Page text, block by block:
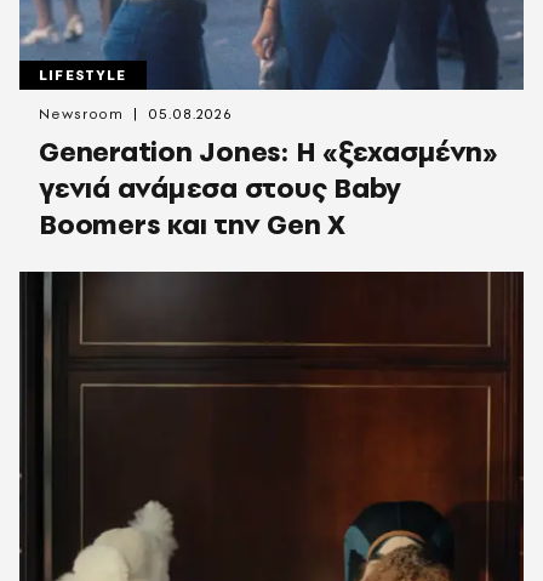
LIFESTYLE
Generation Jones: Η «ξεχασμένη»
γενιά ανάμεσα στους Baby
Boomers και την Gen X
Newsroom 05.08.2026